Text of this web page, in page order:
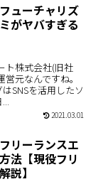
ューチャリズ
がヤバすぎる
ト株式会社(旧社
元なんですね。
SNSを活用したソ
2021.03.01
リーランスエ
法【現役フリ
説】